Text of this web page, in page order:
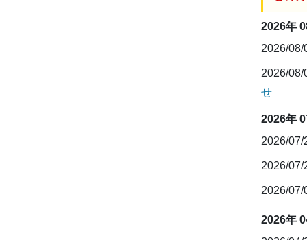
2026年
2026/
2026/
せ
2026年
2026/
2026/
2026/
2026年